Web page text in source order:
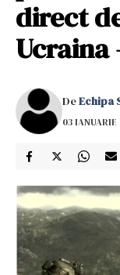
direct
Ucraina
DeEchipa
03